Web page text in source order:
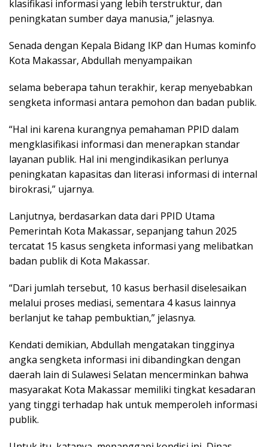
klasifikasi informasi yang lebih terstruktur, dan
peningkatan sumber daya manusia,” jelasnya.
Senada dengan Kepala Bidang IKP dan Humas kominfo
Kota Makassar, Abdullah menyampaikan
selama beberapa tahun terakhir, kerap menyebabkan
sengketa informasi antara pemohon dan badan publik.
“Hal ini karena kurangnya pemahaman PPID dalam
mengklasifikasi informasi dan menerapkan standar
layanan publik. Hal ini mengindikasikan perlunya
peningkatan kapasitas dan literasi informasi di internal
birokrasi,” ujarnya.
Lanjutnya, berdasarkan data dari PPID Utama
Pemerintah Kota Makassar, sepanjang tahun 2025
tercatat 15 kasus sengketa informasi yang melibatkan
badan publik di Kota Makassar.
“Dari jumlah tersebut, 10 kasus berhasil diselesaikan
melalui proses mediasi, sementara 4 kasus lainnya
berlanjut ke tahap pembuktian,” jelasnya.
Kendati demikian, Abdullah mengatakan tingginya
angka sengketa informasi ini dibandingkan dengan
daerah lain di Sulawesi Selatan mencerminkan bahwa
masyarakat Kota Makassar memiliki tingkat kesadaran
yang tinggi terhadap hak untuk memperoleh informasi
publik.